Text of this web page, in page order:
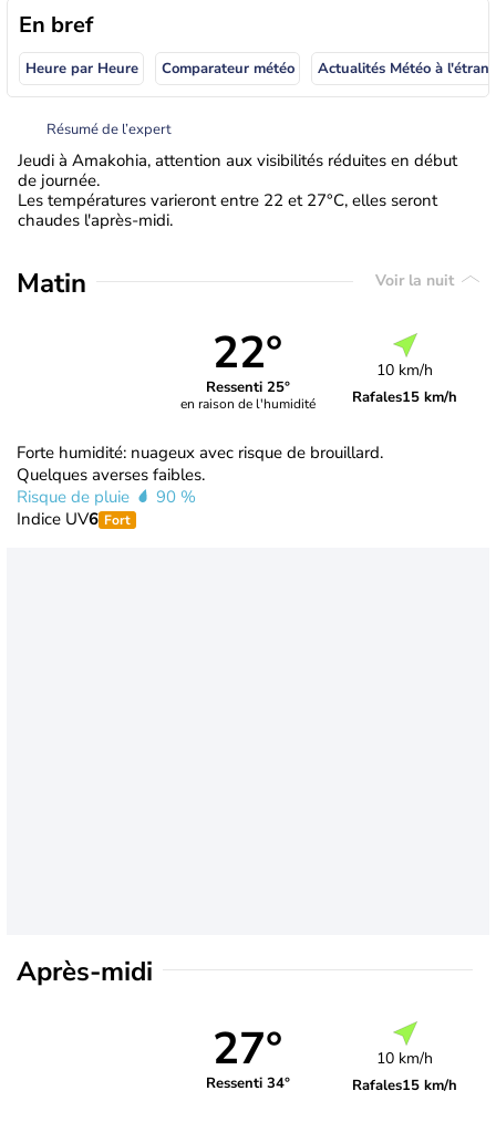
En bref
Heure par Heure Comparateur météo
Résumé de l’expert
Jeudi à Amakohia, attention aux visibilités réduites en début
de journée.
Les températures varieront entre 22 et 27°C, elles seront
chaudes l'après-midi.
Matin Voir la nuit
22°
Ressenti 25°
en raison de l'humidité
10 km/h
Rafales15 km/h
Forte humidité: nuageux avec risque de brouillard.
Quelques averses faibles.
Risque de pluie
90 %
Indice UV6 Fort
Après-midi
27°
Ressenti 34°
10 km/h
Rafales15 km/h